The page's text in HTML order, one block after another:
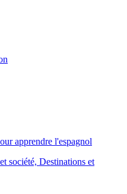
apprendre l'espagnol
société, Destinations et